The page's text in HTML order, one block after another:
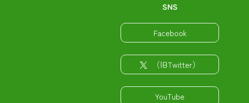
SNS
Facebook
（旧Twitter）
YouTube